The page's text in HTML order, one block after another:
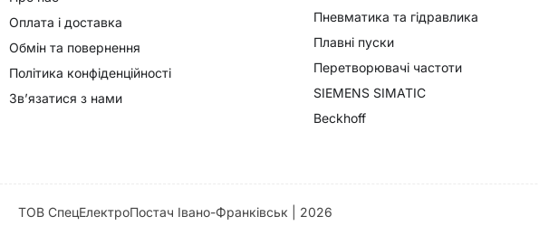
Оплата і доставка
Обмін та повернення
Політика конфіденційності
Зв’язатися з нами
Пневматика та гідравлика
Плавні пуски
Перетворювачі частоти
SIEMENS SIMATIC
Beckhoff
ТОВ СпецЕлектроПостач Івано-Франківськ | 2026